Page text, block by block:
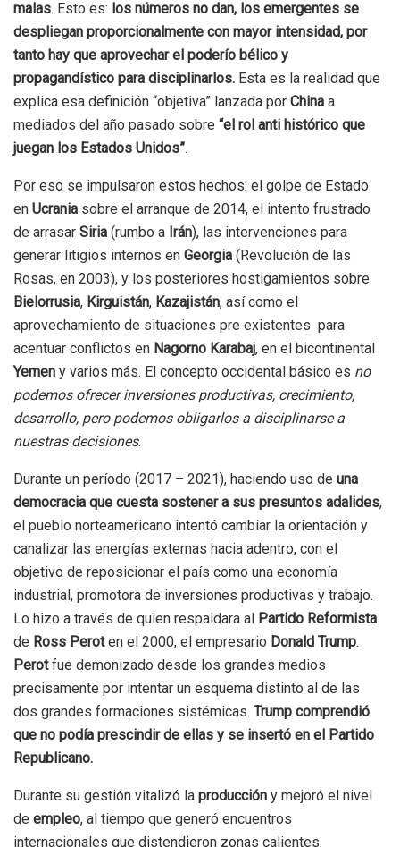
malas. Esto es: los números no dan, los emergentes se
despliegan proporcionalmente con mayor intensidad, por
tanto hay que aprovechar el poderío bélico y
propagandístico para disciplinarlos. Esta es la realidad que
explica esa definición “objetiva” lanzada por China a
mediados del año pasado sobre “el rol anti histórico que
juegan los Estados Unidos”.
Por eso se impulsaron estos hechos: el golpe de Estado
en Ucrania sobre el arranque de 2014, el intento frustrado
de arrasar Siria (rumbo a Irán), las intervenciones para
generar litigios internos en Georgia (Revolución de las
Rosas, en 2003), y los posteriores hostigamientos sobre
Bielorrusia, Kirguistán, Kazajistán, así como el
aprovechamiento de situaciones pre existentes para
acentuar conflictos en Nagorno Karabaj, en el bicontinental
Yemen y varios más. El concepto occidental básico es no
podemos ofrecer inversiones productivas, crecimiento,
desarrollo, pero podemos obligarlos a disciplinarse a
nuestras decisiones.
Durante un período (2017 – 2021), haciendo uso de una
democracia que cuesta sostener a sus presuntos adalides,
el pueblo norteamericano intentó cambiar la orientación y
canalizar las energías externas hacia adentro, con el
objetivo de reposicionar el país como una economía
industrial, promotora de inversiones productivas y trabajo.
Lo hizo a través de quien respaldara al Partido Reformista
de Ross Peroten el 2000, el empresario Donald Trump.
Perotfue demonizado desde los grandes medios
precisamente por intentar un esquema distinto al de las
dos grandes formaciones sistémicas. Trump comprendió
que no podía prescindir de ellas y se insertó en el Partido
Republicano.
Durante su gestión vitalizó la producción y mejoró el nivel
de empleo, al tiempo que generó encuentros
internacionales que distendieron zonas calientes.